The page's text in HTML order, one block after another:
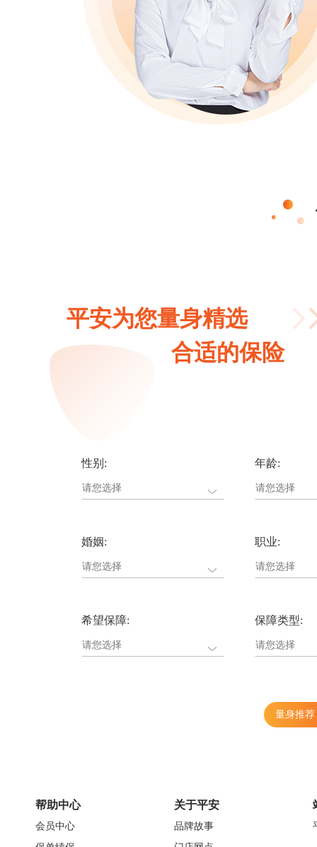
平安为您量身精选
合适的保险
性别: 年龄:
婚姻: 职业:
希望保障: 保障类型:
量身推荐
帮助中心
会员中心
关于平安
品牌故事